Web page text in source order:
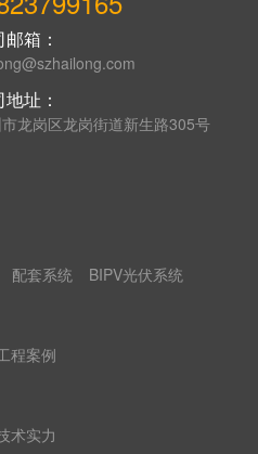
箱：
址：
龙岗区龙岗街道新生路305号
配套系统 BIPV光伏系统
程案例
术实力